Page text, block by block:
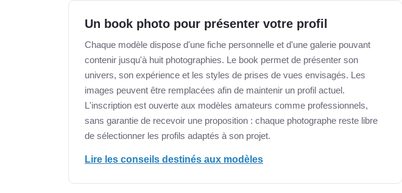
Un book photo pour présenter votre profil
Chaque modèle dispose d'une fiche personnelle et d'une galerie pouvant
contenir jusqu'à huit photographies. Le book permet de présenter son
univers, son expérience et les styles de prises de vues envisagés. Les
images peuvent être remplacées afin de maintenir un profil actuel.
L'inscription est ouverte aux modèles amateurs comme professionnels,
sans garantie de recevoir une proposition : chaque photographe reste libre
de sélectionner les profils adaptés à son projet.
Lire les conseils destinés aux modèles